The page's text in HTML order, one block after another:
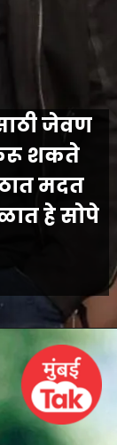
जेवण
शकते
मदत
हे सोपे